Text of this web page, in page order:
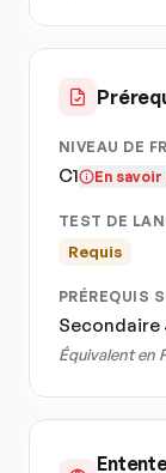
NIVEAU DE
C1 En savoir
TEST DE
Requis
PRÉREQUIS
Secondaire
Équivalent en